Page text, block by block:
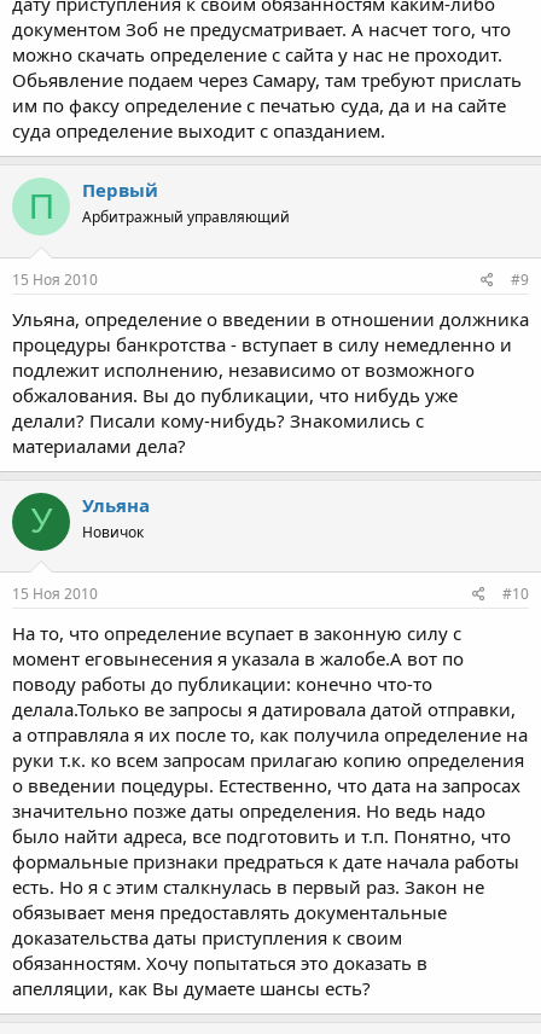
документом Зоб не предусматривает. А насчет того, что
можно скачать определение с сайта у нас не проходит.
Обьявление подаем через Самару, там требуют прислать
им по факсу определение с печатью суда, да и на сайте
суда определение выходит с опазданием.
П Первый
Арбитражный управляющий
15 Ноя 2010 #9
Ульяна, определение о введении в отношении должника
процедуры банкротства - вступает в силу немедленно и
подлежит исполнению, независимо от возможного
обжалования. Вы до публикации, что нибудь уже
делали? Писали кому-нибудь? Знакомились с
материалами дела?
У Ульяна
Новичок
15 Ноя 2010 #10
На то, что определение всупает в законную силу с
момент еговынесения я указала в жалобе.А вот по
поводу работы до публикации: конечно что-то
делала.Только ве запросы я датировала датой отправки,
а отправляла я их после то, как получила определение на
руки т.к. ко всем запросам прилагаю копию определения
о введении поцедуры. Естественно, что дата на запросах
значительно позже даты определения. Но ведь надо
было найти адреса, все подготовить и т.п. Понятно, что
формальные признаки предраться к дате начала работы
есть. Но я с этим сталкнулась в первый раз. Закон не
обязывает меня предоставлять документальные
доказательства даты приступления к своим
обязанностям. Хочу попытаться это доказать в
апелляции, как Вы думаете шансы есть?